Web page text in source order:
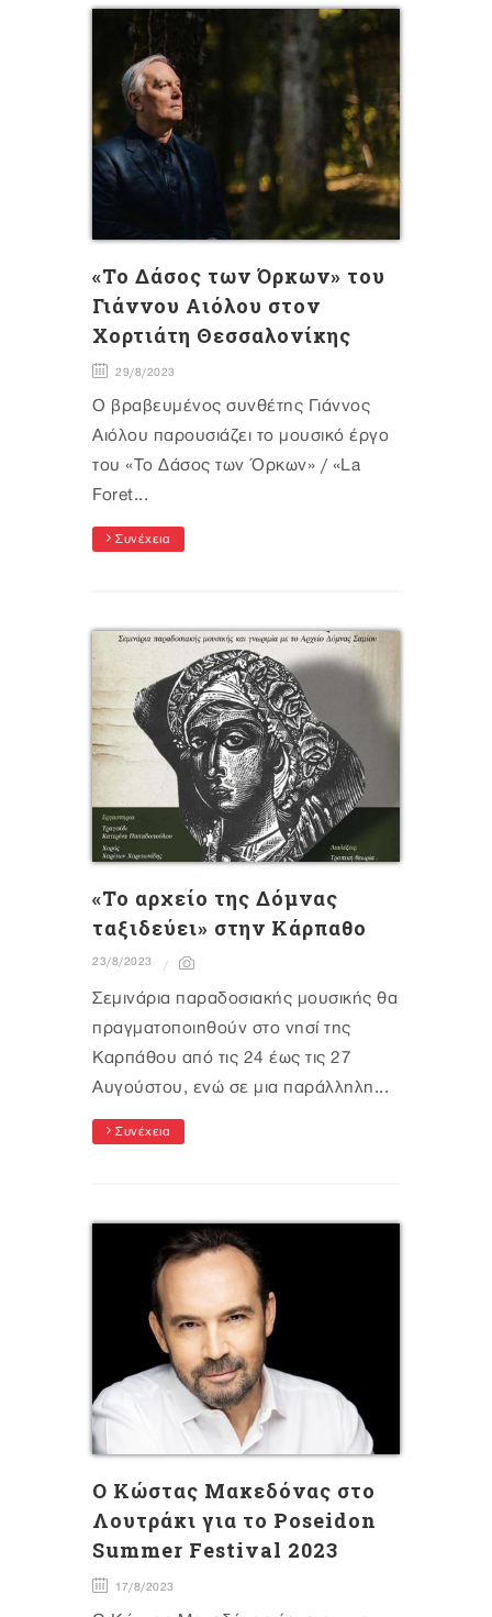
«Το Δάσος των Όρκων» του
Γιάννου Αιόλου στον
Χορτιάτη Θεσσαλονίκης
29/8/2023
Ο βραβευμένος συνθέτης Γιάννος
Αιόλου παρουσιάζει το μουσικό έργο
του «Το Δάσος των Όρκων» / «La
Foret...
Συνέχεια
«Το αρχείο της Δόμνας
ταξιδεύει» στην Κάρπαθο
23/8/2023
Σεμινάρια παραδοσιακής μουσικής θα
πραγματοποιηθούν στο νησί της
Καρπάθου από τις 24 έως τις 27
Αυγούστου, ενώ σε μια παράλληλη...
Συνέχεια
Ο Κώστας Μακεδόνας στο
Λουτράκι για το Poseidon
Summer Festival 2023
17/8/2023